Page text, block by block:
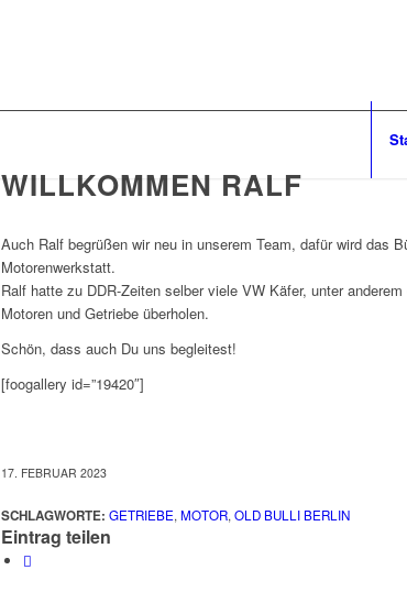
WILLKOMMEN RALF
Auch Ralf begrüßen wir neu in unserem Team, dafür wird das
Motorenwerkstatt.
Ralf hatte zu DDR-Zeiten selber viele VW Käfer, unter
Motoren und Getriebe überholen.
Schön, dass auch Du uns begleitest!
[foogallery id=”19420″]
17. FEBRUAR 2023
SCHLAGWORTE: GETRIEBE,MOTOR,OLD BULLI BERLIN
Eintrag teilen